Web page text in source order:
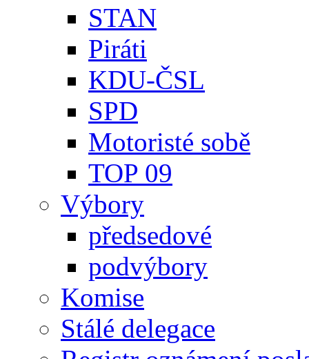
STAN
Piráti
KDU-ČSL
SPD
Motoristé sobě
TOP 09
Výbory
předsedové
podvýbory
Komise
Stálé delegace